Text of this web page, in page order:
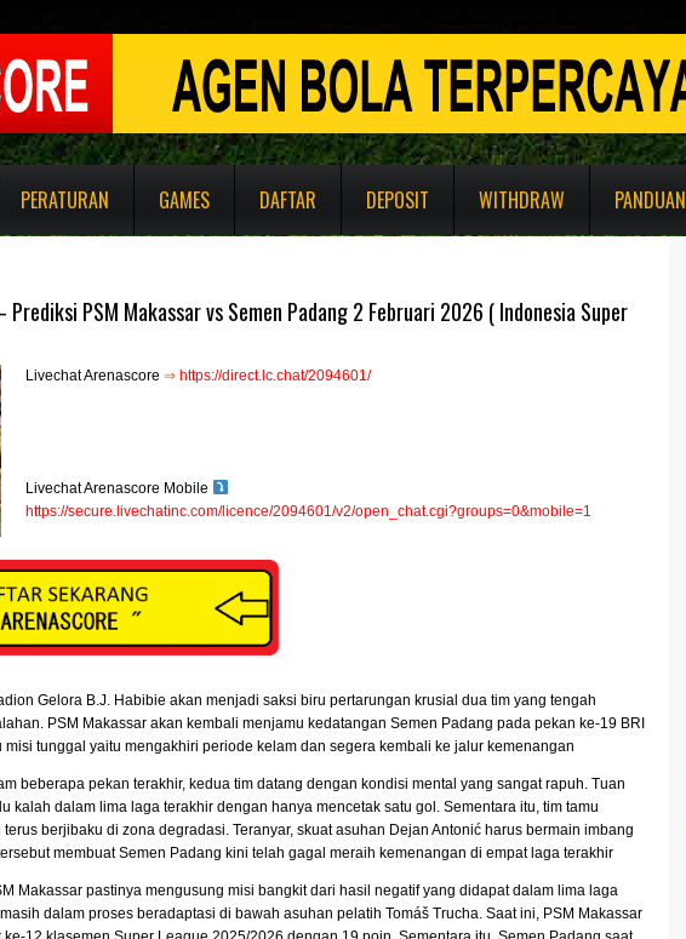
PERATURAN GAMES DAFTAR DEPOSIT WITHDRAW PANDUAN
PSM Makassar vs Semen Padang 2 Februari 2026 ( Indonesia Super
Livechat Arenascore ⇒ https://direct.lc.chat/2094601/
Livechat Arenascore Mobile
https://secure.livechatinc.com/licence/2094601/v2/open_chat.cgi?groups=0&mobile=1
Gelora B.J. Habibie akan menjadi saksi biru pertarungan krusial dua tim yang tengah
PSM Makassar akan kembali menjamu kedatangan Semen Padang pada pekan ke-19 BRI
tunggal yaitu mengakhiri periode kelam dan segera kembali ke jalur kemenangan
beberapa pekan terakhir, kedua tim datang dengan kondisi mental yang sangat rapuh. Tuan
kalah dalam lima laga terakhir dengan hanya mencetak satu gol. Sementara itu, tim tamu
berjibaku di zona degradasi. Teranyar, skuat asuhan Dejan Antonić harus bermain imbang
membuat Semen Padang kini telah gagal meraih kemenangan di empat laga terakhir
Makassar pastinya mengusung misi bangkit dari hasil negatif yang didapat dalam lima laga
dalam proses beradaptasi di bawah asuhan pelatih Tomáš Trucha. Saat ini, PSM Makassar